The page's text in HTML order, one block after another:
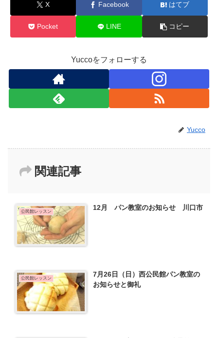
X Facebook はてブ
Pocket LINE コピー
Yuccoをフォローする
Yucco
関連記事
公民館レッスン 12月 パン教室のお知らせ 川口市
公民館レッスン
7月26日（日）西公民館パン教室の
お知らせと御礼